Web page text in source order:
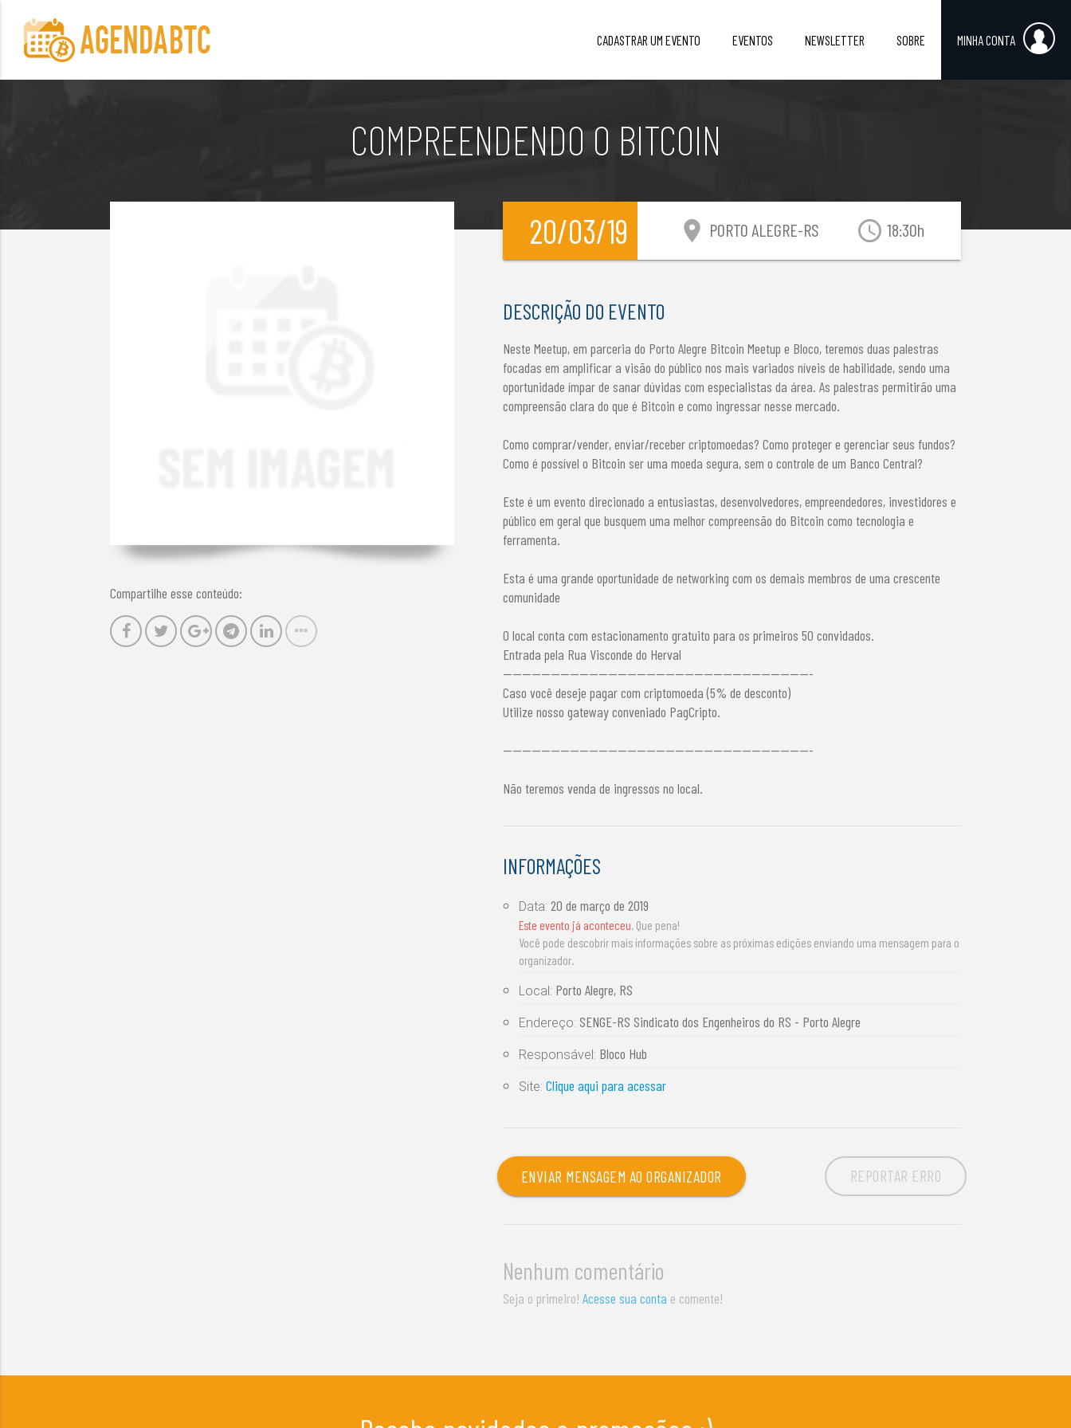
CADASTRAR UM EVENTO EVENTOS NEWSLETTER SOBRE MINHA CONTA
COMPREENDENDO O BITCOIN
Compartilhe esse conteúdo:
20/03/19 access_time 18:30h
location_on PORTO ALEGRE-RS
DESCRIÇÃO DO EVENTO
Neste Meetup, em parceria do Porto Alegre Bitcoin Meetup e Bloco, teremos duas palestras
focadas em amplificar a visão do público nos mais variados níveis de habilidade, sendo uma
oportunidade ímpar de sanar dúvidas com especialistas da área. As palestras permitirão uma
compreensão clara do que é Bitcoin e como ingressar nesse mercado.
Como comprar/vender, enviar/receber criptomoedas? Como proteger e gerenciar seus fundos?
Como é possível o Bitcoin ser uma moeda segura, sem o controle de um Banco Central?
Este é um evento direcionado a entusiastas, desenvolvedores, empreendedores, investidores e
público em geral que busquem uma melhor compreensão do Bitcoin como tecnologia e
ferramenta.
Esta é uma grande oportunidade de networking com os demais membros de uma crescente
comunidade
O local conta com estacionamento gratuito para os primeiros 50 convidados.
Entrada pela Rua Visconde do Herval
-----------------------------------------------------------------
Caso você deseje pagar com criptomoeda (5% de desconto)
Utilize nosso gateway conveniado PagCripto.
-----------------------------------------------------------------
Não teremos venda de ingressos no local.
INFORMAÇÕES
Data:20 de março de 2019
Este evento já aconteceu. Que pena!
Você pode descobrir mais informações sobre as próximas edições enviando uma mensagem para o
organizador.
Local: Porto Alegre, RS
Endereço: SENGE-RS Sindicato dos Engenheiros do RS - Porto Alegre
Responsável: Bloco Hub
Site:Clique aqui para acessar
ENVIAR MENSAGEM AO ORGANIZADOR REPORTAR ERRO
Nenhum comentário
Seja o primeiro!Acesse sua conta e comente!